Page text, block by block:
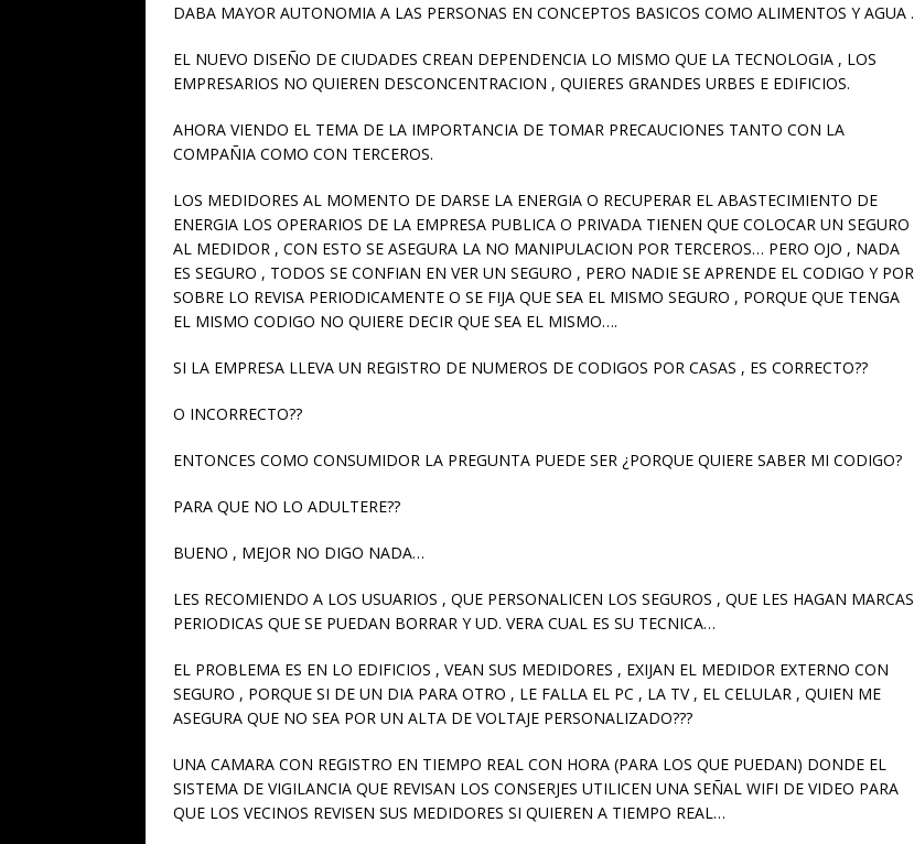
DABA MAYOR AUTONOMIA A LAS PERSONAS EN CONCEPTOS BASICOS COMO ALIMENTOS Y AGUA .
EL NUEVO DISEÑO DE CIUDADES CREAN DEPENDENCIA LO MISMO QUE LA TECNOLOGIA , LOS
EMPRESARIOS NO QUIEREN DESCONCENTRACION , QUIERES GRANDES URBES E EDIFICIOS.
AHORA VIENDO EL TEMA DE LA IMPORTANCIA DE TOMAR PRECAUCIONES TANTO CON LA
COMPAÑIA COMO CON TERCEROS.
LOS MEDIDORES AL MOMENTO DE DARSE LA ENERGIA O RECUPERAR EL ABASTECIMIENTO DE
ENERGIA LOS OPERARIOS DE LA EMPRESA PUBLICA O PRIVADA TIENEN QUE COLOCAR UN SEGURO
AL MEDIDOR , CON ESTO SE ASEGURA LA NO MANIPULACION POR TERCEROS… PERO OJO , NADA
ES SEGURO , TODOS SE CONFIAN EN VER UN SEGURO , PERO NADIE SE APRENDE EL CODIGO Y POR
SOBRE LO REVISA PERIODICAMENTE O SE FIJA QUE SEA EL MISMO SEGURO , PORQUE QUE TENGA
EL MISMO CODIGO NO QUIERE DECIR QUE SEA EL MISMO….
SI LA EMPRESA LLEVA UN REGISTRO DE NUMEROS DE CODIGOS POR CASAS , ES CORRECTO??
O INCORRECTO??
ENTONCES COMO CONSUMIDOR LA PREGUNTA PUEDE SER ¿PORQUE QUIERE SABER MI CODIGO?
PARA QUE NO LO ADULTERE??
BUENO , MEJOR NO DIGO NADA…
LES RECOMIENDO A LOS USUARIOS , QUE PERSONALICEN LOS SEGUROS , QUE LES HAGAN MARCAS
PERIODICAS QUE SE PUEDAN BORRAR Y UD. VERA CUAL ES SU TECNICA…
EL PROBLEMA ES EN LO EDIFICIOS , VEAN SUS MEDIDORES , EXIJAN EL MEDIDOR EXTERNO CON
SEGURO , PORQUE SI DE UN DIA PARA OTRO , LE FALLA EL PC , LA TV , EL CELULAR , QUIEN ME
ASEGURA QUE NO SEA POR UN ALTA DE VOLTAJE PERSONALIZADO???
UNA CAMARA CON REGISTRO EN TIEMPO REAL CON HORA (PARA LOS QUE PUEDAN) DONDE EL
SISTEMA DE VIGILANCIA QUE REVISAN LOS CONSERJES UTILICEN UNA SEÑAL WIFI DE VIDEO PARA
QUE LOS VECINOS REVISEN SUS MEDIDORES SI QUIEREN A TIEMPO REAL…